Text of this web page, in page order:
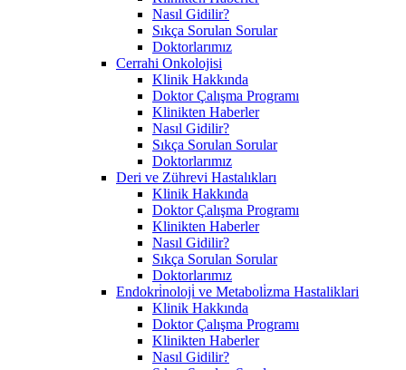
Nasıl Gidilir?
Sıkça Sorulan Sorular
Doktorlarımız
Cerrahi Onkolojisi
Klinik Hakkında
Doktor Çalışma Programı
Klinikten Haberler
Nasıl Gidilir?
Sıkça Sorulan Sorular
Doktorlarımız
Deri ve Zührevi Hastalıkları
Klinik Hakkında
Doktor Çalışma Programı
Klinikten Haberler
Nasıl Gidilir?
Sıkça Sorulan Sorular
Doktorlarımız
Endokri̇noloji̇ ve Metaboli̇zma Hastaliklari
Klinik Hakkında
Doktor Çalışma Programı
Klinikten Haberler
Nasıl Gidilir?